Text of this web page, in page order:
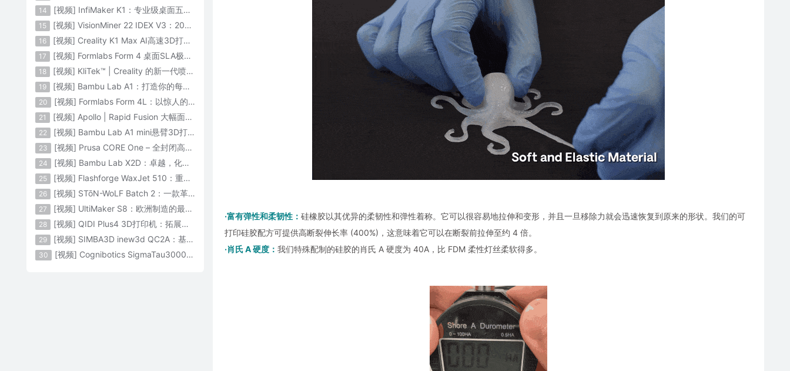
·富有弹性和柔韧性： 硅橡胶以其优异的柔韧性和弹性着称。它可以很容易地拉伸和变形，并且一旦移除力就会迅速恢复到原来的形状。我们的可
打印硅胶配方可提供高断裂伸长率 (400%)，这意味着它可以在断裂前拉伸至约 4 倍。
·肖氏 A 硬度： 我们特殊配制的硅胶的肖氏 A 硬度为 40A，比 FDM 柔性灯丝柔软得多。
14 [视频] InfiMaker K1：专业级桌面五轴数控机床
15 [视频] VisionMiner 22 IDEX V3：2024年最佳工程材料3D打印机
16 [视频] Creality K1 Max AI高速3D打印机：600mm/s打印速度 史诗般的飞跃
17 [视频] Formlabs Form 4 桌面SLA极速3D打印机 工业级打印质量
18 [视频] KliTek™ | Creality 的新一代喷嘴更换系统
19 [视频] Bambu Lab A1：打造你的每一份热爱
20 [视频] Formlabs Form 4L：以惊人的速度获得工业级部件
21 [视频] Apollo | Rapid Fusion 大幅面颗粒3D打印系统
22 [视频] Bambu Lab A1 mini悬臂3D打印机：让多色打印成为标配
23 [视频] Prusa CORE One – 全封闭高速CoreXY 3D打印机配备主动腔体温度控制
24 [视频] Bambu Lab X2D：卓越，化繁为简！
25 [视频] Flashforge WaxJet 510：重新定义精度 专为K金珠宝铸造而生
26 [视频] STōN-WoLF Batch 2：一款革命性的“飞行龙门架”3D打印机
27 [视频] UltiMaker S8：欧洲制造的最快的桌面双材料专业3D打印机
28 [视频] QIDI Plus4 3D打印机：拓展您的想象力
29 [视频] SIMBA3D inew3d QC2A：基于AI建模的桌面全彩色3D打印机
30 [视频] Cognibotics SigmaTau3000 轻型机器人：智能制造的未来